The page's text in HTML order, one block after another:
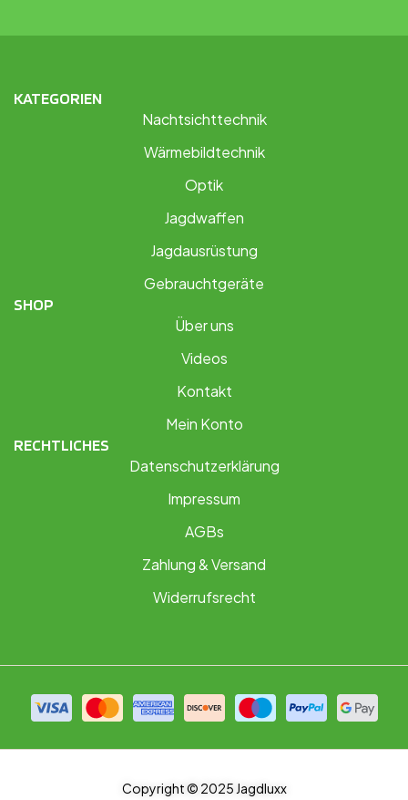
KATEGORIEN
Nachtsichttechnik
Wärmebildtechnik
Optik
Jagdwaffen
Jagdausrüstung
Gebrauchtgeräte
SHOP
Über uns
Videos
Kontakt
Mein Konto
RECHTLICHES
Datenschutzerklärung
Impressum
AGBs
Zahlung & Versand
Widerrufsrecht
Copyright © 2025 Jagdluxx